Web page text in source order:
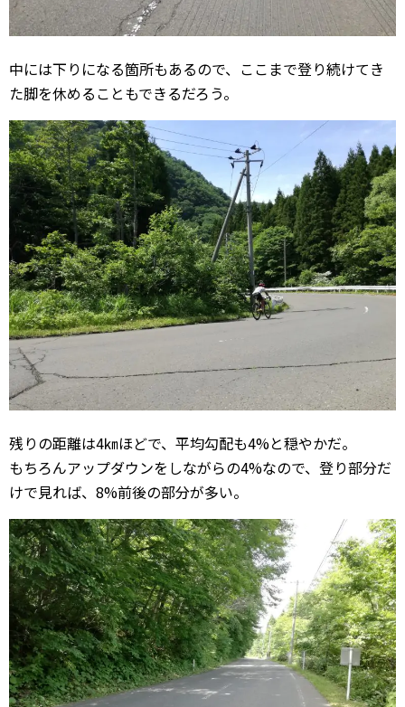
中には下りになる箇所もあるので、ここまで登り続けてき
た脚を休めることもできるだろう。
残りの距離は4㎞ほどで、平均勾配も4%と穏やかだ。
もちろんアップダウンをしながらの4%なので、登り部分だ
けで見れば、8%前後の部分が多い。